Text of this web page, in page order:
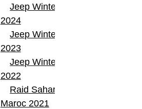
Jeep Winter Tour
2024
Jeep Winter Tour
2023
Jeep Winter Tour
2022
Raid Sahara Tour
Maroc 2021